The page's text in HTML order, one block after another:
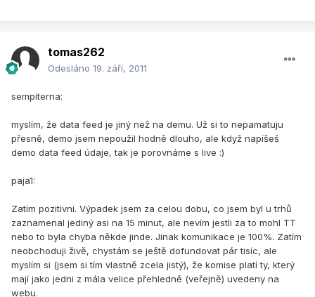
tomas262
Odesláno 19. září, 2011
sempiterna:
myslím, že data feed je jiný než na demu. Už si to nepamatuju
přesně, demo jsem nepoužil hodně dlouho, ale když napíšeš
demo data feed údaje, tak je porovnáme s live :)
paja1:
Zatím pozitivní. Výpadek jsem za celou dobu, co jsem byl u trhů
zaznamenal jediný asi na 15 minut, ale nevím jestli za to mohl TT
nebo to byla chyba někde jinde. Jinak komunikace je 100%. Zatím
neobchoduji živě, chystám se ještě dofundovat pár tisíc, ale
myslím si (jsem si tím vlastně zcela jistý), že komise platí ty, který
mají jako jedni z mála velice přehledně (veřejně) uvedeny na
webu.